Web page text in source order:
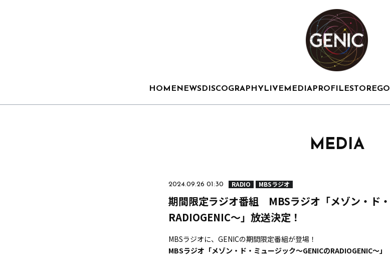
HOME NEWSDISCOGRAPHY LIVE MEDIAPROFILESTORE
MEDIA
2024.09.26 01:30 RADIO MBSラジオ
期間限定ラジオ番組 MBSラジオ「メゾン・ド
RADIOGENIC～」放送決定！
MBSラジオに、GENICの期間限定番組が登場！
MBSラジオ「メゾン・ド・ミュージック～GENICのRADIOGENIC～」